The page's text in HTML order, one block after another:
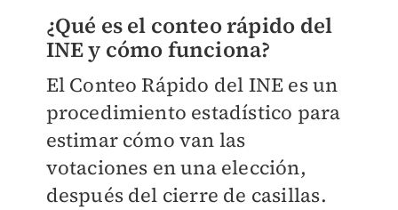
¿Qué es el conteo rápido del
INE y cómo funciona?
El Conteo Rápido del INE es un
procedimiento estadístico para
estimar cómo van las
votaciones en una elección,
después del cierre de casillas.